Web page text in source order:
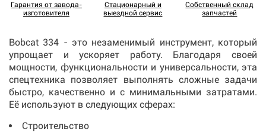
Гарантия от завода-
изготовителя
Стационарный и
выездной сервис
Собственный склад
запчастей
Bobcat 334 - это незаменимый инструмент, который
упрощает и ускоряет работу. Благодаря своей
мощности, функциональности и универсальности, эта
спецтехника позволяет выполнять сложные задачи
быстро, качественно и с минимальными затратами.
Её используют в следующих сферах:
Строительство